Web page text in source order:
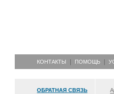
КОНТАКТЫ ПОМОЩЬ
ОБРАТНАЯ СВЯЗЬ